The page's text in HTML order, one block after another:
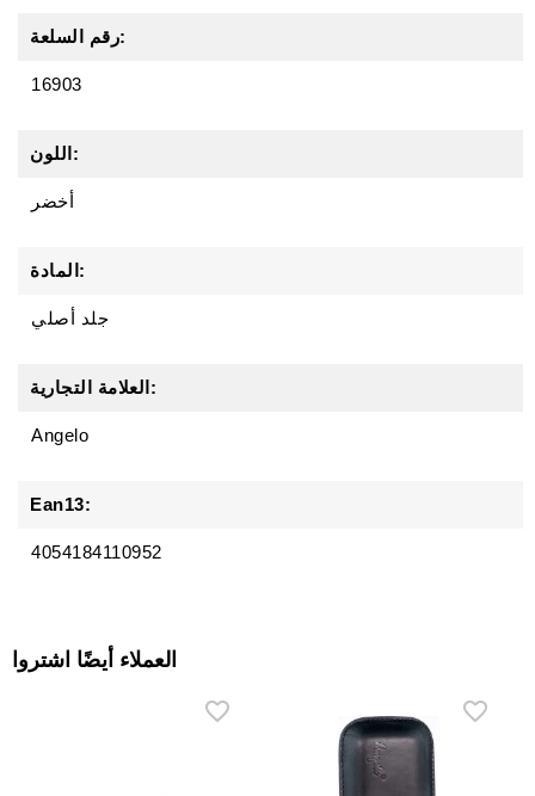
رقم السلعة:
16903
اللون:
أخضر
المادة:
جلد أصلي
العلامة التجارية:
Angelo
Ean13:
4054184110952
العملاء أيضًا اشتروا